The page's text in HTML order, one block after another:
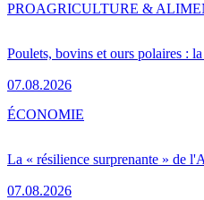
Poulets, bovins et ours polaires :
07.08.2026
PROAGRICULTURE &
La « résilience surprenante » de
07.08.2026
ÉCONOMIE